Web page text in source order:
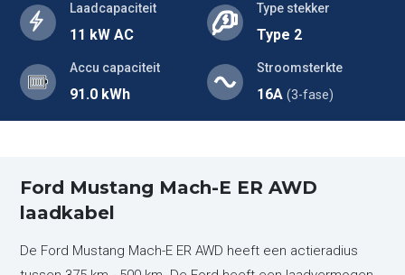
Laadcapaciteit
11 kW AC
Type stekker
Type 2
Accu capaciteit
91.0 kWh
Stroomsterkte
16A (3-fase)
Ford Mustang Mach-E ER AWD
laadkabel
De Ford Mustang Mach-E ER AWD heeft een actieradius